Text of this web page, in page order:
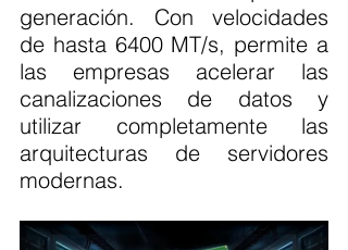
generación. Con velocidades
de hasta 6400 MT/s, permite a
las empresas acelerar las
canalizaciones de datos y
utilizar completamente las
arquitecturas de servidores
modernas.